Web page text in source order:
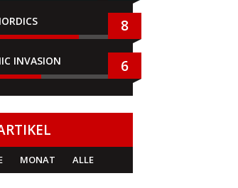
8
INVASION 6
MONAT ALLE